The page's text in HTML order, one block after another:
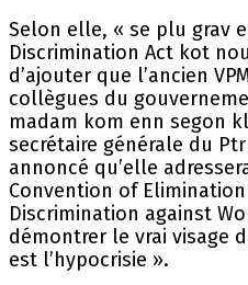
Selon elle, « se plu grav
Discrimination Act kot
d’ajouter que l’ancien
collègues du
madam kom enn segon
secrétaire générale du
annoncé qu’elle
Convention of
Discrimination against
démontrer le vrai visage
est l’hypocrisie ».